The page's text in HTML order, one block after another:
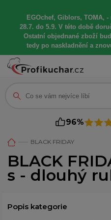
EGOchef, Giblors, TOMA, -
28.7. do 5.9. V této době
Ostatní objednané zboží
tedy po naskladnění a
96%
BLACK FRIDAY
BLACK
s - dlouhý
Popis kategorie